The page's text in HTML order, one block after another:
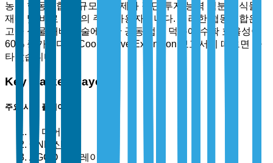
농업 협동조합은 규모의 경제와 집단 투자 능력 덕분에 식물
재배 및 비료 기계의 주요 사용자입니다. 이러한 협동조합은
고급 식물 재배 기술에 대한 공동 접근 덕분에 수확 효율성이
60% 증가했다고 Cooperative Extension 보고서에 따르면 나
타났습니다.
Key Market Players
주요 시장 플레이어
존 디어
CNH 산업
AGCO 코퍼레이션